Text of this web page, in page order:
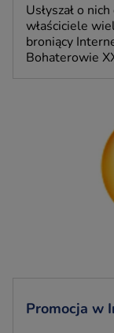
Usłyszał o
właściciele
broniący
Bohaterowie
Promocja w